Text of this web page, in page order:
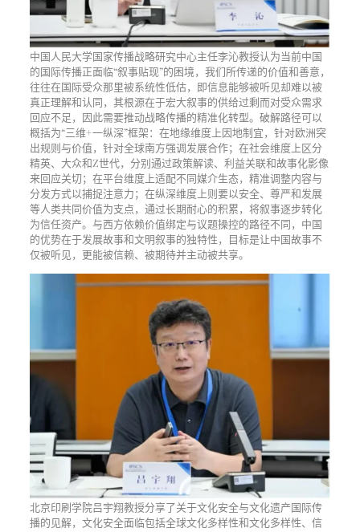
中国人民大学国家传播战略研究中心主任李沁教授认为当前中国
的国际传播正面临“叙事贴现”的困境，我们所传递的价值和善意，
往往在国际受众那里被系统性低估，即信息能够被听见却难以被
真正理解和认同，其根源在于宏大叙事的供给过剩而对受众需求
回应不足，因此需要推动战略传播的精准化转型。破解路径可以
概括为“三维+一纵深”框架：在地缘维度上因地制宜，针对欧洲突
出规则与价值，针对全球南方强调发展合作；在社会维度上区分
精英、大众和Z世代，分别通过政策解读、利益关联和故事化影像
来回应关切；在平台维度上适配不同媒介生态，精准调整内容与
分发方式以捕捉注意力；在纵深维度上则要以安全、尊严和发展
等人类共同价值为支点，通过长期耐心的积累，将叙事逐步转化
为信任资产。与西方依赖价值绑定与议题操控的路径不同，中国
的优势在于发展故事和文明叙事的独特性，目标是让中国故事不
仅被听见，更能被信赖、被期待并主动被共享。
北京印刷学院吕宇翔教授分享了关于文化安全与文化遗产国际传
播的见解，文化安全面临包括全球文化多样性和文化多样性、信